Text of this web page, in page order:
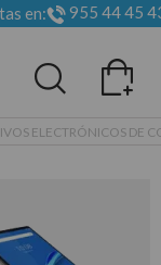
en: 955 44 45
ELECTRÓNICOS DE